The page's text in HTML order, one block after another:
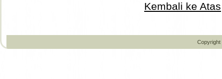
Kembali ke Atas